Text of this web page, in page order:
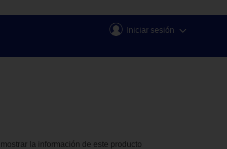
Iniciar sesión
la información de este producto